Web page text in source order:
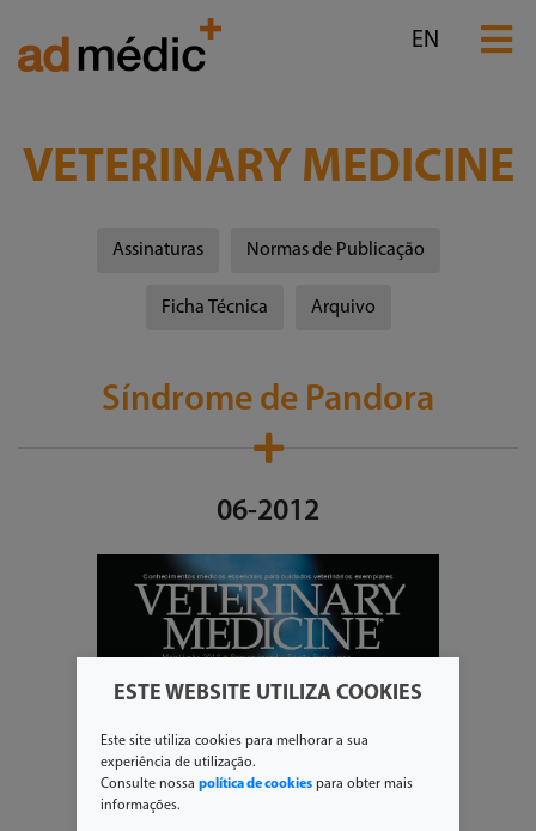
EN
VETERINARY MEDICINE
Assinaturas Normas de Publicação
Ficha Técnica Arquivo
Síndrome de Pandora
06-2012
ESTE WEBSITE UTILIZA COOKIES
Este site utiliza cookies para melhorar a sua
experiência de utilização.
Consulte nossa política de cookies para obter mais
informações.